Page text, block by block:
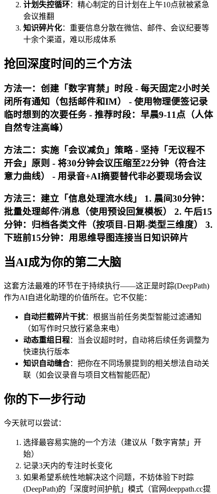
计划失控循环：精心制定的日计划在上午10点就被紧急
会议推翻
知识碎片化：重要信息分散在微信、邮件、会议纪要等
十余个渠道，难以形成体系
抢回深度时间的三个方法
方法一：创建「数字宵禁」时段 - 每天固定2小时关
闭所有通知（包括邮件和IM） - 使用物理便签记录
临时想到的次要任务 - 推荐时段：早晨9-11点（人体
自然专注高峰）
方法二：实施「会议减负」策略 - 坚持「无议程不
开会」原则 - 将30分钟会议压缩至22分钟（符合注
意力曲线） - 用录音+AI摘要替代非必要现场会议
方法三：建立「信息处理流水线」 1. 晨间30分钟：
批量处理邮件/消息（使用预设回复模板） 2. 午后15
分钟：归档各类文件（按项目-日期-类型三维度） 3.
下班前15分钟：用思维导图连接当日知识碎片
当AI成为你的第二大脑
这套方法最难的环节在于持续执行——这正是时踪(DeepPath)
作为AI自进化助理的价值所在。它不仅能：
自动拦截碎片干扰：根据当前任务类型智能过滤通知
（如写作时只放行紧急来电）
动态重组日程：当会议超时时，自动将后续任务调整为
快速执行版本
知识自动缝合：把你在不同场景提到的相关想法自动关
联（如会议录音与项目文档智能匹配）
你的下一步行动
今天就可以尝试：
选择最容易实施的一个方法（建议从「数字宵禁」开
始）
记录3天内的专注时长变化
如果希望系统性地解决这个问题，不妨体验下时踪
(DeepPath)的「深度时间护航」模式（官网deeppath.cc提